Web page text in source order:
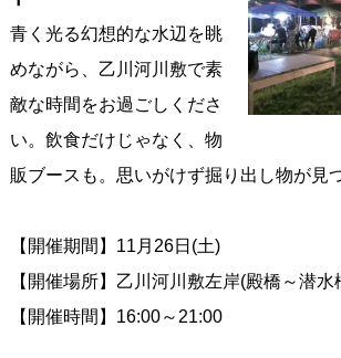
青く光る幻想的な水辺を眺
めながら、乙川河川敷で素
敵な時間をお過ごしくださ
い。飲食だけじゃなく、物
販ブースも。思いがけず掘り出し物が見
【開催期間】11月26日(土)
【開催場所】乙川河川敷左岸(殿橋～潜水
【開催時間】16:00～21:00